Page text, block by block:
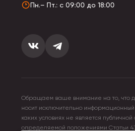
Пн.– Пт.: с 09:00 до 18:00
Обращаем ваше внимание на то, что
носит исключительно
каких условиях не является публичной
определяемой положениями Статьи